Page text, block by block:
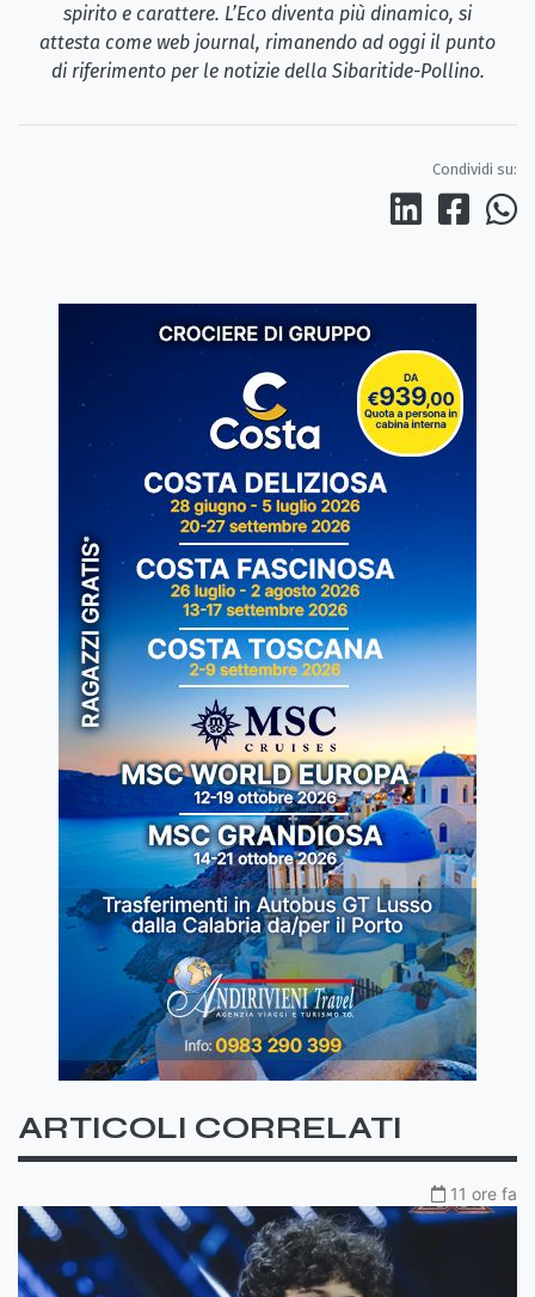
spirito e carattere. L’Eco diventa più dinamico, si
attesta come web journal, rimanendo ad oggi il punto
di riferimento per le notizie della Sibaritide-Pollino.
Condividi su:
ARTICOLI CORRELATI
11 ore fa